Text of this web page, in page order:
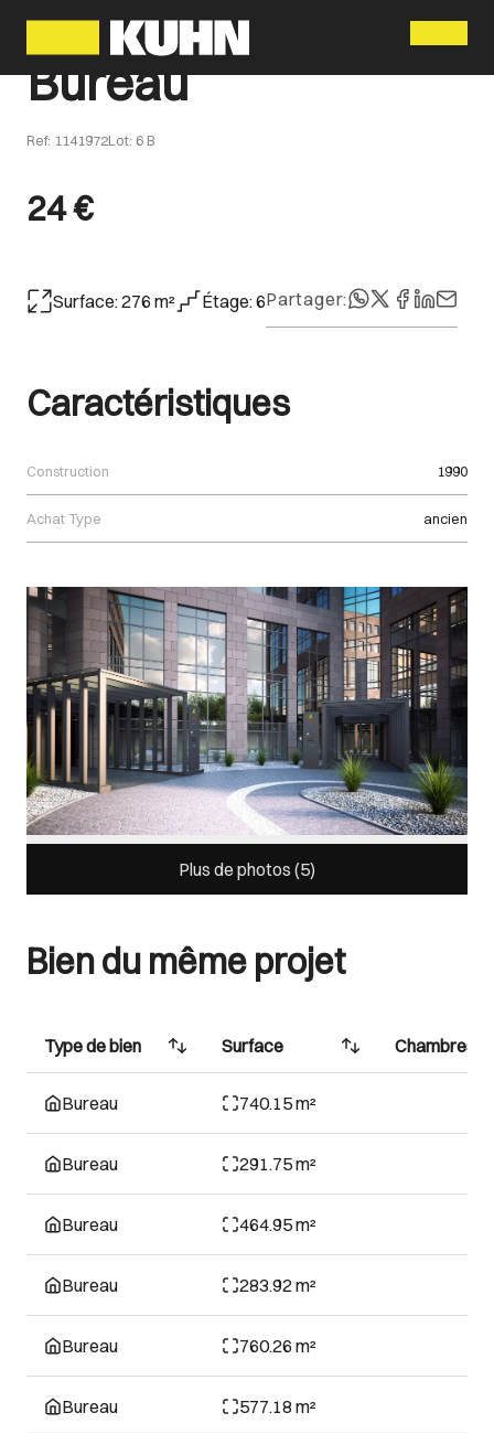
Bureau
Ref: 1141972Lot: 6 B
Surface:276 m² Étage:6Partager:
24 €
Caractéristiques
Construction 1990
Achat Type ancien
Images Gallery
Plus de photos (5)
Bien du même projet
Type de bien Surface Chambres
Bureau 740.15 m²
Bureau 291.75 m²
Bureau 464.95 m²
Bureau 283.92 m²
Bureau 760.26 m²
Bureau 577.18 m²
Menu